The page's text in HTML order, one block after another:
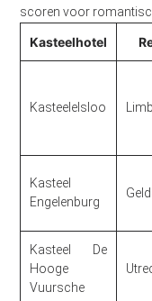
scoren voor
Kasteelhotel
Kasteelelsloo
Kasteel
Engelenburg
Kasteel De
Hooge
Vuursche